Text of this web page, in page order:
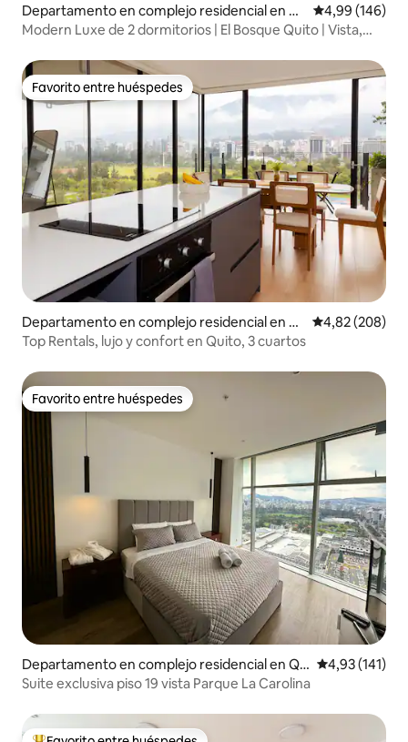
Departamento en complejo residencial en Q
uito
Calificación
4,99 (146)
Modern Luxe de 2 dormitorios | El Bosque Quito | Vista,
Favorito entre huéspedes
Favorito entre huéspedes
Departamento en complejo residencial en Q
uito
Calificación
4,82 (208)
Top Rentals, lujo y confort en Quito, 3 cuartos
Favorito entre huéspedes
Favorito entre huéspedes
Departamento en complejo residencial en Qu
ito
Calificación
4,93 (141)
Suite exclusiva piso 19 vista Parque La Carolina